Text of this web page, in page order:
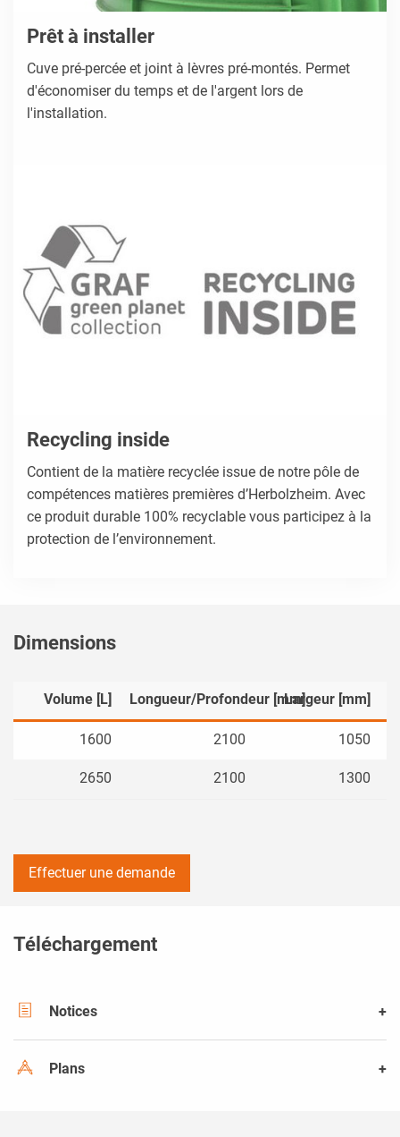
Prêt à installer
Cuve pré-percée et joint à lèvres pré-montés. Permet
d'économiser du temps et de l'argent lors de
l'installation.
Recycling inside
Contient de la matière recyclée issue de notre pôle de
compétences matières premières d’Herbolzheim. Avec
ce produit durable 100% recyclable vous participez à la
protection de l’environnement.
Dimensions
Volume [L]
1600
2650
Longueur/Profondeur [mm]Largeur [mm]
2100 1050
2100 1300
Effectuer une demande
Téléchargement
Notices
Plans